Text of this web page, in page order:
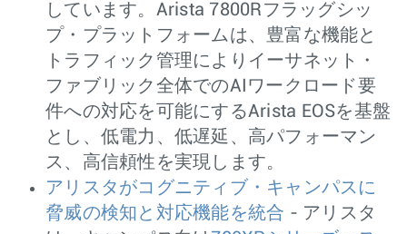
しています。Arista 7800Rフラッグシッ
プ・プラットフォームは、豊富な機能と
トラフィック管理によりイーサネット・
ファブリック全体でのAIワークロード要
件への対応を可能にするArista EOSを基盤
とし、低電力、低遅延、高パフォーマン
ス、高信頼性を実現します。
アリスタがコグニティブ・キャンパスに
脅威の検知と対応機能を統合 - アリスタ